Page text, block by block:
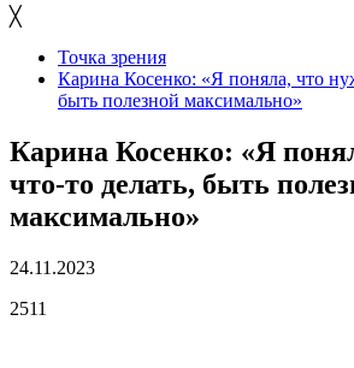
╳
Точка зрения
Карина Косенко: «Я поняла, что
быть полезной максимально»
Карина Косенко: «Я
что-то делать, быть
максимально»
24.11.2023
2511